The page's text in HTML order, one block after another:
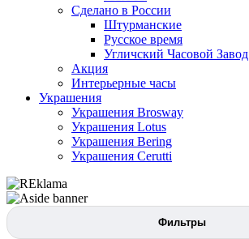
Сделано в России
Штурманские
Русское время
Угличский Часовой Завод
Акция
Интерьерные часы
Украшения
Украшения Brosway
Украшения Lotus
Украшения Bering
Украшения Cerutti
Фильтры